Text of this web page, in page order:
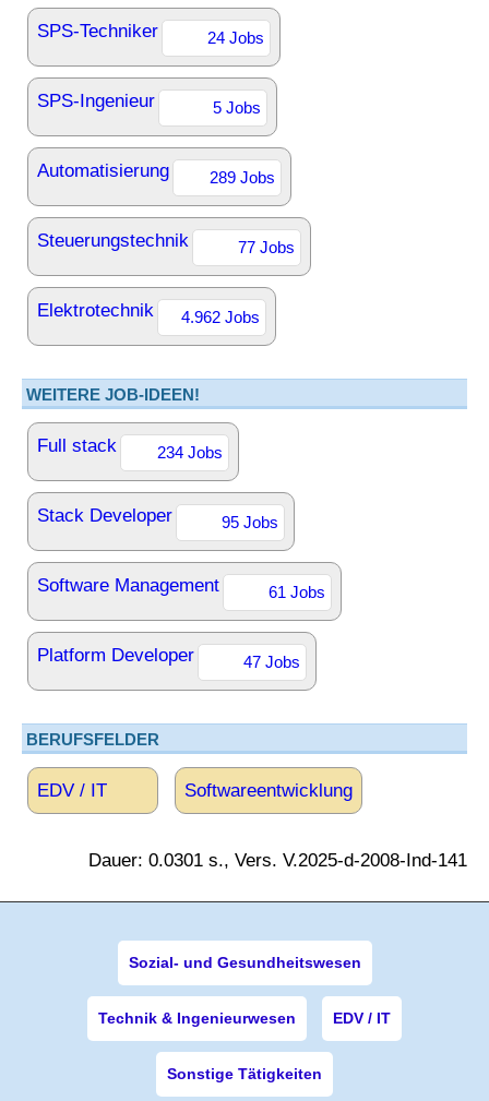
SPS-Techniker 24 Jobs
SPS-Ingenieur 5 Jobs
Automatisierung 289 Jobs
Steuerungstechnik 77 Jobs
Elektrotechnik 4.962 Jobs
WEITERE JOB-IDEEN!
Full stack 234 Jobs
Stack Developer 95 Jobs
Software Management 61 Jobs
Platform Developer 47 Jobs
BERUFSFELDER
EDV / IT Softwareentwicklung
Dauer: 0.0301 s., Vers. V.2025-d-2008-Ind-141
Sozial- und Gesundheitswesen
Technik & Ingenieurwesen EDV / IT
Sonstige Tätigkeiten